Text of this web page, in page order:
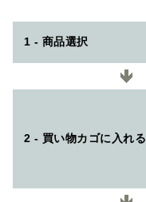
1 - 商品選択
2 - 買い物カゴに入れる